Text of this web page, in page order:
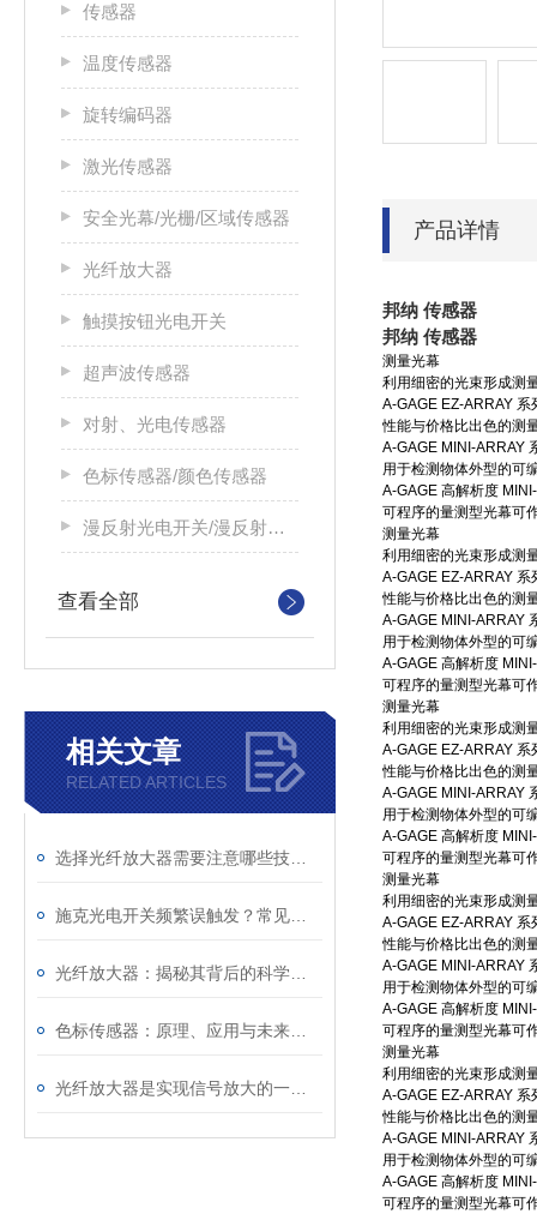
传感器
温度传感器
旋转编码器
激光传感器
安全光幕/光栅/区域传感器
光纤放大器
触摸按钮光电开关
超声波传感器
对射、光电传感器
色标传感器/颜色传感器
漫反射光电开关/漫反射光电传感器
查看全部
相关文章
RELATED ARTICLES
产品详情
邦纳 传感器
邦纳 传感器
测量光幕
利用细密的光束形成测
A-GAGE EZ-ARRAY 系
性能与价格比出色的测
A-GAGE MINI-ARRAY
用于检测物体外型的可
A-GAGE 高解析度
可程序的量测型光幕可
测量光幕
利用细密的光束形成测
A-GAGE EZ-ARRAY 系
性能与价格比出色的测
A-GAGE MINI-ARRAY
用于检测物体外型的可
A-GAGE 高解析度
可程序的量测型光幕可
测量光幕
利用细密的光束形成测
A-GAGE EZ-ARRAY 系
性能与价格比出色的测
A-GAGE MINI-ARRAY
用于检测物体外型的可
A-GAGE 高解析度
可程序的量测型光幕可
测量光幕
利用细密的光束形成测
A-GAGE EZ-ARRAY 系
性能与价格比出色的测
A-GAGE MINI-ARRAY
用于检测物体外型的可
A-GAGE 高解析度
可程序的量测型光幕可
测量光幕
利用细密的光束形成测
A-GAGE EZ-ARRAY 系
性能与价格比出色的测
A-GAGE MINI-ARRAY
用于检测物体外型的可
A-GAGE 高解析度
可程序的量测型光幕可